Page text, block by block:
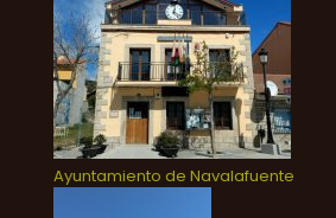
Ayuntamiento de Navalafuente